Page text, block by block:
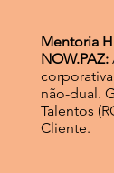
Mentoria
NOW.PAZ:
não-dual.
Talentos
Cliente.